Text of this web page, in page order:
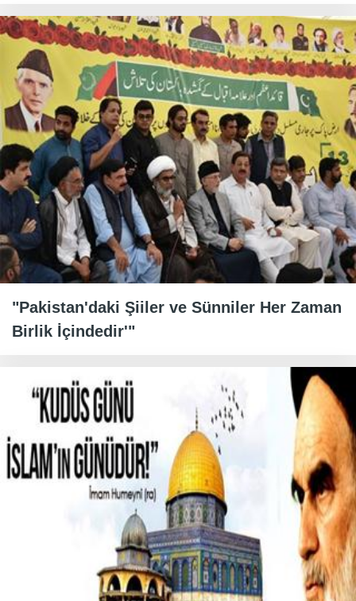
"Pakistan'daki Şiiler ve Sünniler Her Zaman
Birlik İçindedir'"